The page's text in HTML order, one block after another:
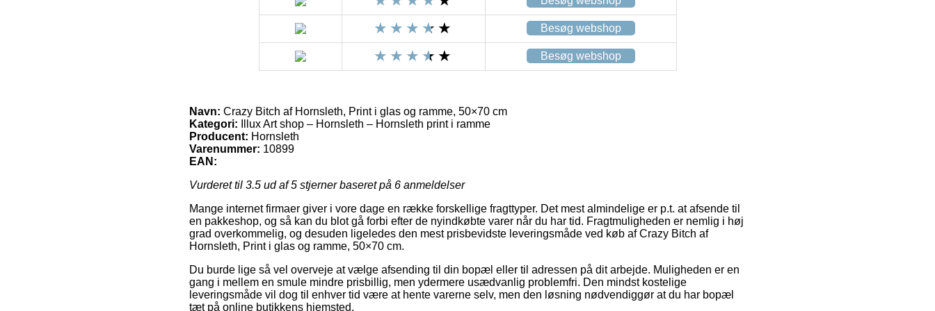
Besøg webshop
Besøg webshop
Navn: Crazy Bitch af Hornsleth, Print i glas og ramme, 50×70 cm
Kategori: Illux Art shop – Hornsleth – Hornsleth print i ramme
Producent: Hornsleth
Varenummer: 10899
EAN:
Vurderet til 3.5 ud af 5 stjerner baseret på 6 anmeldelser
Mange internet firmaer giver i vore dage en række forskellige fragttyper. Det mest almindelige er p.t. at afsende til
en pakkeshop, og så kan du blot gå forbi efter de nyindkøbte varer når du har tid. Fragtmuligheden er nemlig i høj
grad overkommelig, og desuden ligeledes den mest prisbevidste leveringsmåde ved køb af Crazy Bitch af
Hornsleth, Print i glas og ramme, 50×70 cm.
Du burde lige så vel overveje at vælge afsending til din bopæl eller til adressen på dit arbejde. Muligheden er en
gang i mellem en smule mindre prisbillig, men ydermere usædvanlig problemfri. Den mindst kostelige
leveringsmåde vil dog til enhver tid være at hente varerne selv, men den løsning nødvendiggør at du har bopæl
tæt på online butikkens hjemsted.